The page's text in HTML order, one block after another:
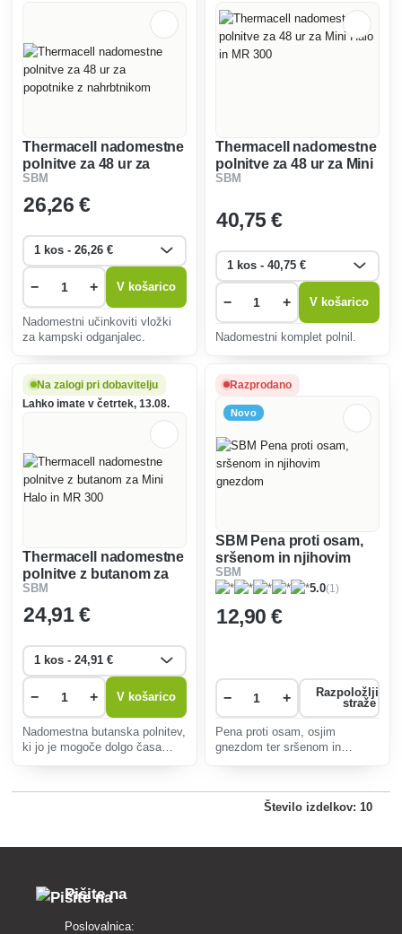
Thermacell nadomestne
polnitve za 48 ur za
popotnike z
nahrbtnikom
SBM
26,26 €
− + V košarico
Nadomestni učinkoviti vložki
za kampski odganjalec.
Thermacell nadomestne
polnitve za 48 ur za Mini
Halo in MR 300
SBM
40,75 €
− + V košarico
Nadomestni komplet polnil.
Na zalogi pri dobavitelju
Lahko imate v četrtek, 13.08.
Thermacell nadomestne
polnitve z butanom za
Mini Halo in MR 300
SBM
24,91 €
− + V košarico
Nadomestna butanska polnitev,
ki jo je mogoče dolgo časa
Razprodano
Novo
SBM Pena proti osam,
sršenom in njihovim
gnezdom
SBM
5.0(1)
12,90 €
− +
Razpoložljivost
straže
Pena proti osam, osjim
gnezdom ter sršenom in
Število izdelkov: 10
Pišite na
Poslovalnica: